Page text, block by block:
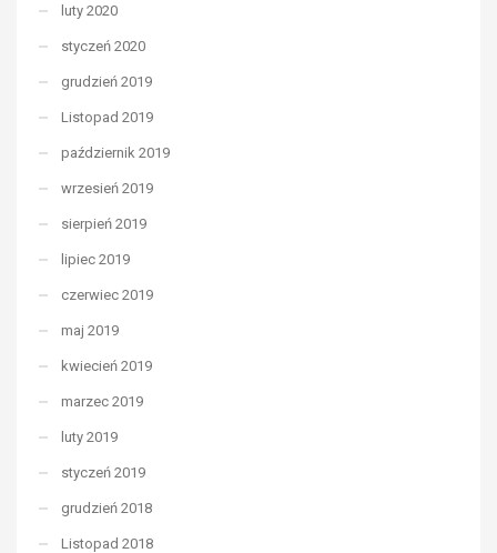
luty 2020
styczeń 2020
grudzień 2019
Listopad 2019
październik 2019
wrzesień 2019
sierpień 2019
lipiec 2019
czerwiec 2019
maj 2019
kwiecień 2019
marzec 2019
luty 2019
styczeń 2019
grudzień 2018
Listopad 2018